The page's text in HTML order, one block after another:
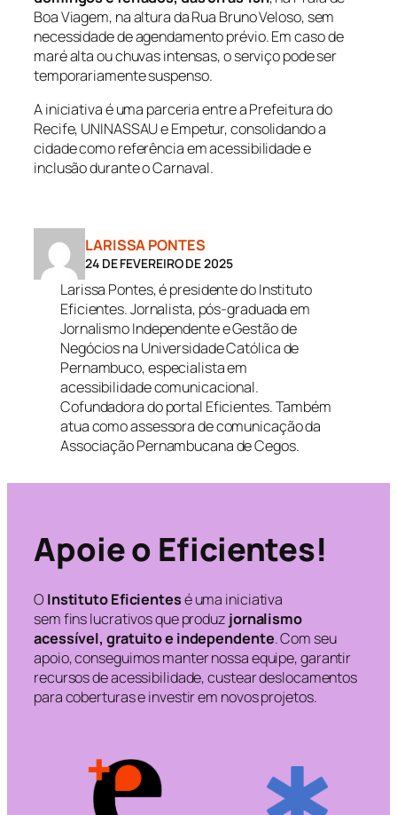
Boa Viagem, na altura da Rua Bruno Veloso, sem
necessidade de agendamento prévio. Em caso de
maré alta ou chuvas intensas, o serviço pode ser
temporariamente suspenso.
A iniciativa é uma parceria entre a Prefeitura do
Recife, UNINASSAU e Empetur, consolidando a
cidade como referência em acessibilidade e
inclusão durante o Carnaval.
LARISSA PONTES
24 DE FEVEREIRO DE 2025
Larissa Pontes, é presidente do Instituto
Eficientes. Jornalista, pós-graduada em
Jornalismo Independente e Gestão de
Negócios na Universidade Católica de
Pernambuco, especialista em
acessibilidade comunicacional.
Cofundadora do portal Eficientes. Também
atua como assessora de comunicação da
Associação Pernambucana de Cegos.
Apoie o Eficientes!
O Instituto Eficientesé uma iniciativa
sem fins lucrativos que produz jornalismo
acessível, gratuito e independente. Com seu
apoio, conseguimos manter nossa equipe, garantir
recursos de acessibilidade, custear deslocamentos
para coberturas e investir em novos projetos.